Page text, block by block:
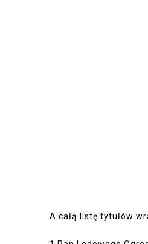
A całą listę tytułów